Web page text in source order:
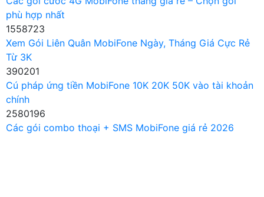
phù hợp nhất
1558723
Xem Gói Liên Quân MobiFone Ngày, Tháng Giá Cực Rẻ
Từ 3K
390201
Cú pháp ứng tiền MobiFone 10K 20K 50K vào tài khoản
chính
2580196
Các gói combo thoại + SMS MobiFone giá rẻ 2026